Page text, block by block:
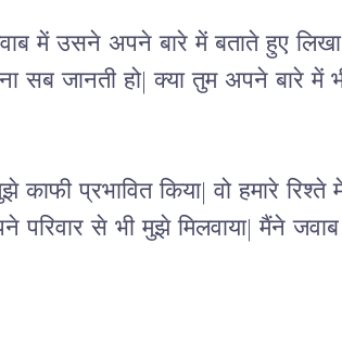
में उसने अपने बारे में बताते हुए
सब जानती हो| क्या तुम अपने बारे में
प्रभावित किया| वो हमारे रिश्ते
परिवार से भी मुझे मिलवाया| मैंने